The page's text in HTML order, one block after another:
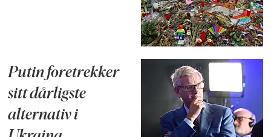
Putin foretrekker
sitt dårligste
alternativ i